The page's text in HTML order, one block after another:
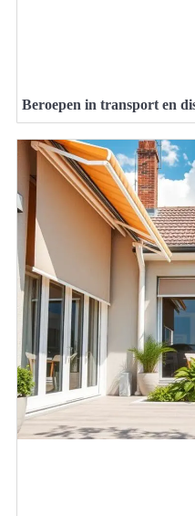
Beroepen in transport en